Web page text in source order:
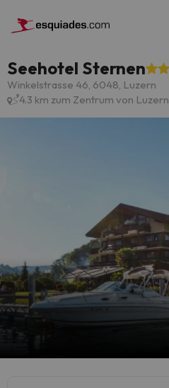
Seehotel Sternen
Winkelstrasse 46, 6048, Luzern
4.3 km zum Zentrum von Luzern